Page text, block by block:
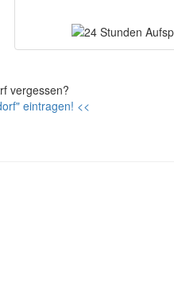
vergessen?
eintragen! <<